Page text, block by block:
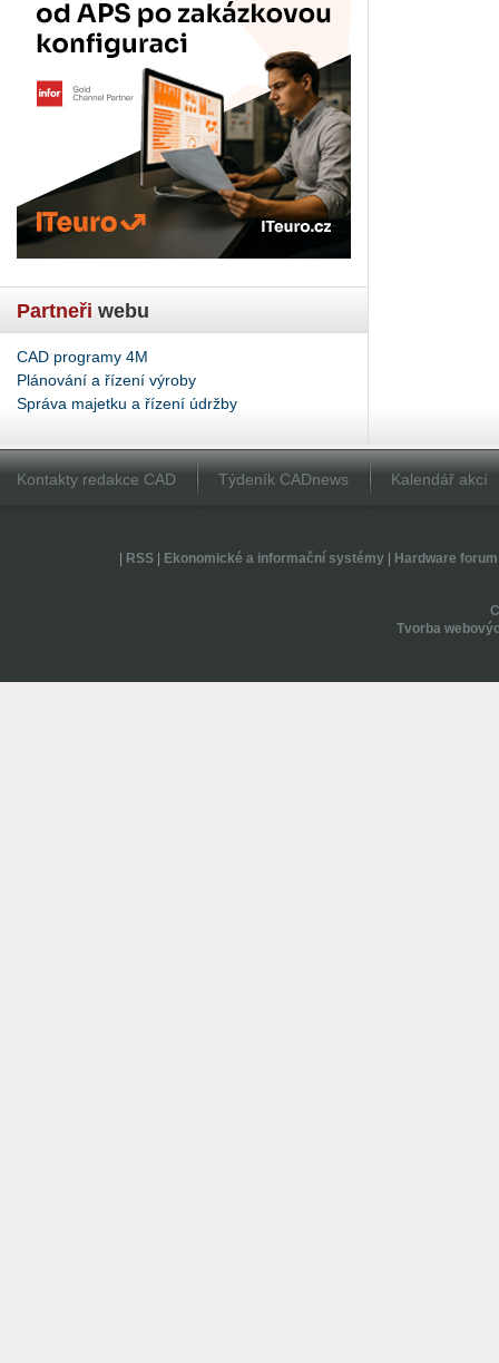
Partneři webu
CAD programy 4M
Plánování a řízení výroby
Správa majetku a řízení údržby
Kontakty redakce CAD Týdeník CADnews Kalendář akcí
RSS| Ekonomické a informační systémy| Hardware forum
Tvorba